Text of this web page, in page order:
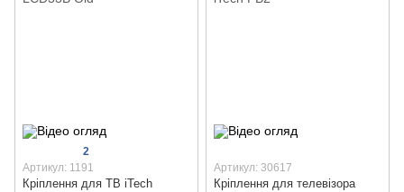
2
Артикул: 1191
Кріплення для ТВ iTech
Артикул: 30617
Кріплення для телевізора